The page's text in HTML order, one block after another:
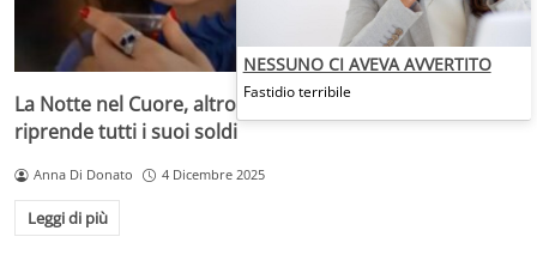
La Notte nel Cuore, altro colpo di scena: Canan si
riprende tutti i suoi soldi
Anna Di Donato 4 Dicembre 2025
Leggi di più
NESSUNO CI AVEVA AVVERTITO
Fastidio terribile